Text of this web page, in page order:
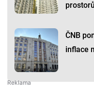
ČNB
inflace